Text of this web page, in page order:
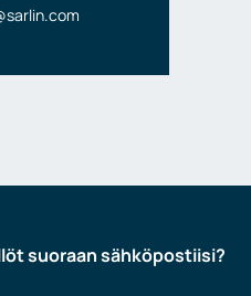
suoraan sähköpostiisi?